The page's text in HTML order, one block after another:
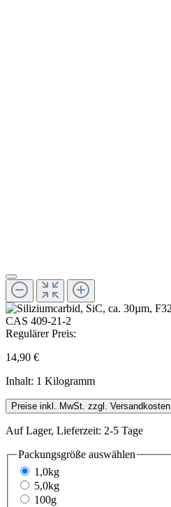
Regulärer Preis:
14,90 €
Inhalt: 1 Kilogramm
Preise inkl. MwSt. zzgl. Versandkosten
Auf Lager, Lieferzeit: 2-5 Tage
Packungsgröße auswählen
1,0kg
5,0kg
100g